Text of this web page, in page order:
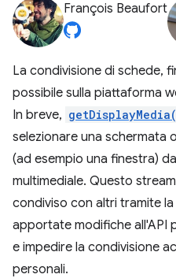
François Beaufort
La condivisione di schede,
possibile sulla piattaforma
In breve,
selezionare una schermata
(ad esempio una finestra)
multimediale. Questo
condiviso con altri tramite
apportate modifiche all'API
e impedire la condivisione
personali.